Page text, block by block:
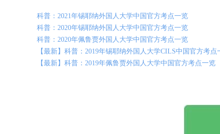
科普：2021年锡耶纳外国人大学中国官方考点一览
科普：2020年锡耶纳外国人大学中国官方考点一览
科普：2020年佩鲁贾外国人大学中国官方考点一览
【最新】科普：2019年锡耶纳外国人大学CILS中国官方考点
【最新】科普：2019年佩鲁贾外国人大学中国官方考点一览